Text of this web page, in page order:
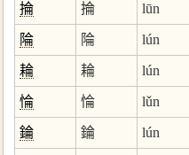
掄 掄 lūn
陯 陯 lún
耣 耣 lún
惀 惀 lǔn
錀 錀 lún